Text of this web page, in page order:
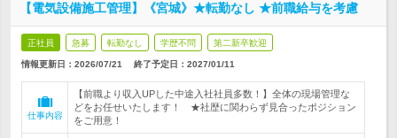
【電気設備施工管理】《宮城》★転勤なし ★前職給与を考慮
正社員 急募 転勤なし 学歴不問 第二新卒歓迎
情報更新日：2026/07/21 終了予定日： 2027/01/11
仕事内容
【前職より収入UPした中途入社社員多数！】全体の現場管理な
どをお任せいたします！ ★社歴に関わらず見合ったポジション
をご用意！